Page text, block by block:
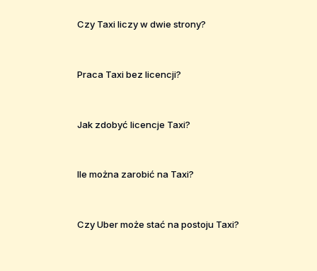
Czy Taxi liczy w dwie strony?
Praca Taxi bez licencji?
Jak zdobyć licencje Taxi?
Ile można zarobić na Taxi?
Czy Uber może stać na postoju Taxi?